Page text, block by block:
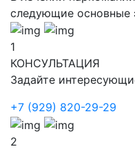
следующие основные
1
КОНСУЛЬТАЦИЯ
Задайте
+7 (929) 820-29-29
2